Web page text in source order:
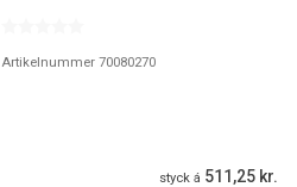
Artikelnummer 70080270
styck á 511,25 kr.